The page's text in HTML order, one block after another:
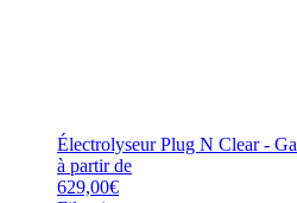
Électrolyseur Plug N Clear -
à partir de
629,00€